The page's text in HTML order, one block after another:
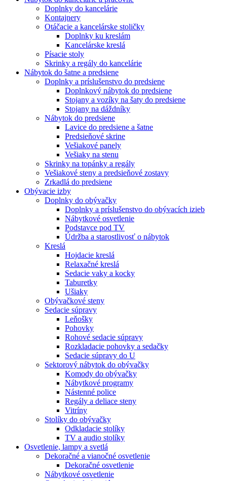
Doplnky do kancelárie
Kontajnery
Otáčacie a kancelárske stoličky
Doplnky ku kreslám
Kancelárske kreslá
Písacie stoly
Skrinky a regály do kancelárie
Nábytok do šatne a predsiene
Doplnky a príslušenstvo do predsiene
Doplnkový nábytok do predsiene
Stojany a vozíky na šaty do predsiene
Stojany na dáždníky
Nábytok do predsiene
Lavice do predsiene a šatne
Predsieňové skrine
Vešiakové panely
Vešiaky na stenu
Skrinky na topánky a regály
Vešiakové steny a predsieňové zostavy
Zrkadlá do predsiene
Obývacie izby
Doplnky do obývačky
Doplnky a príslušenstvo do obývacích izieb
Nábytkové osvetlenie
Podstavce pod TV
Údržba a starostlivosť o nábytok
Kreslá
Hojdacie kreslá
Relaxačné kreslá
Sedacie vaky a kocky
Taburetky
Ušiaky
Obývačkové steny
Sedacie súpravy
Leňošky
Pohovky
Rohové sedacie súpravy
Rozkladacie pohovky a sedačky
Sedacie súpravy do U
Sektorový nábytok do obývačky
Komody do obývačky
Nábytkové programy
Nástenné police
Regály a deliace steny
Vitríny
Stolíky do obývačky
Odkladacie stolíky
TV a audio stolíky
Osvetlenie, lampy a svetlá
Dekoračné a vianočné osvetlenie
Dekoračné osvetlenie
Nábytkové osvetlenie